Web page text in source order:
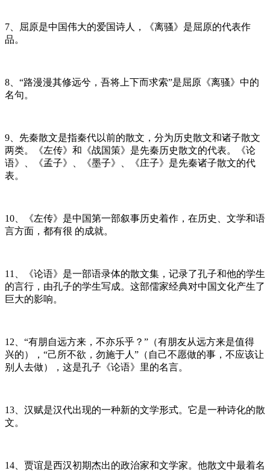
7、屈原是中国伟大的爱国诗人，《离骚》是屈原的代表作
品。
8、“路漫漫其修远兮，吾将上下而求索”是屈原《离骚》中的
名句。
9、先秦散文是指秦代以前的散文，分为历史散文和诸子散文
两类。《左传》和《战国策》是先秦历史散文的代表。《论
语》、《孟子》、《墨子》、《庄子》是先秦诸子散文的代
表。
10、《左传》是中国第一部叙事历史着作，在历史、文学和语
言方面，都有很 的成就。
11、《论语》是一部语录体的散文集，记录了孔子和他的学生
的言行，由孔子的学生写成。这部儒家经典对中国文化产生了
巨大的影响。
12、“有朋自远方来，不亦乐乎？”（有朋友从远方来是值得
兴的），“己所不欲，勿施于人”（自己不愿做的事，不应该让
别人去做），这是孔子《论语》里的名言。
13、汉赋是汉代出现的一种新的文学形式。它是一种诗化的散
文。
14、贾谊是西汉初期杰出的政治家和文学家。他散文中最着名